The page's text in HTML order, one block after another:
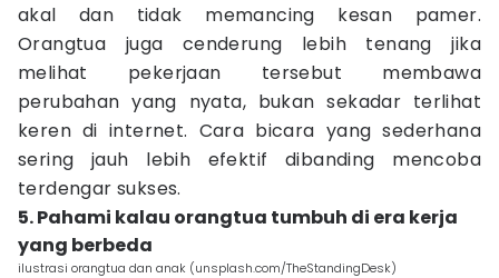
akal dan tidak memancing kesan pamer.
Orangtua juga cenderung lebih tenang jika
melihat pekerjaan tersebut membawa
perubahan yang nyata, bukan sekadar terlihat
keren di internet. Cara bicara yang sederhana
sering jauh lebih efektif dibanding mencoba
terdengar sukses.
5. Pahami kalau orangtua tumbuh di era kerja
yang berbeda
ilustrasi orangtua dan anak (unsplash.com/TheStandingDesk)